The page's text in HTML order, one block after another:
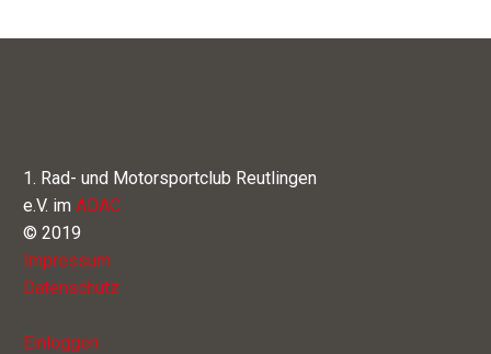
1. Rad- und Motorsportclub Reutlingen
e.V. im ADAC
© 2019
Impressum
Datenschutz
Einloggen